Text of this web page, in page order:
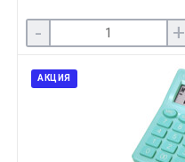
- +
АКЦИЯ